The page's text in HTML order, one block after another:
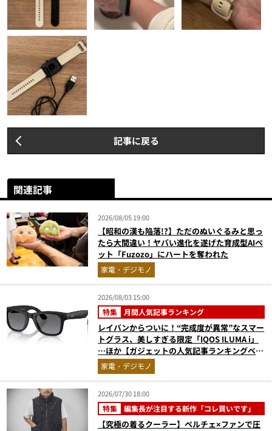
記事に戻る
関連記事
2026/08/05 19:00
【昭和の漢も陥落!?】ただのぬいぐるみと思っ
たら大間違い！ヤバい進化を遂げた育成型AIペ
ット「Fuzozo」にハートを奪われた
家電・デジモノ
2026/08/03 15:00
特集 月間人気記事ランキング
レイバンからついに！“完成度が異常”なスマー
トグラス、美しすぎる限定「IQOS ILUMA i」
…ほか【ガジェットの人気記事ランキングベス
ト3】（2026年6月版）
家電・デジモノ
2026/07/30 18:00
特集 編集長が注目する新作「コレ買いです」
【究極の着るクーラー】ペルチェ×ファンで圧